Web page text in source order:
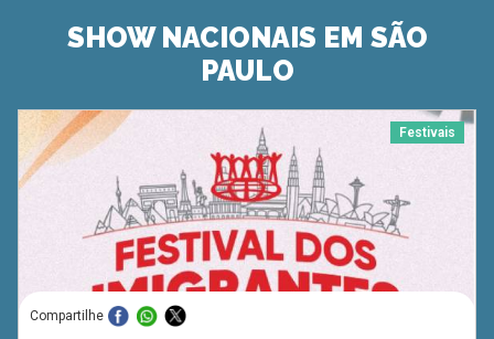
SHOW NACIONAIS EM SÃO
PAULO
Festivais
Compartilhe